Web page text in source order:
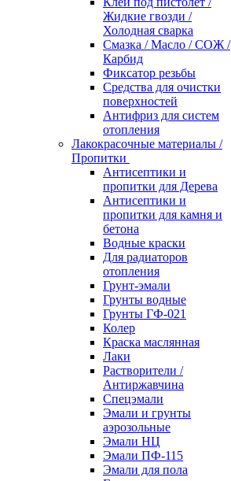
Жидкие гвозди /
Холодная сварка
Смазка / Масло / СОЖ /
Карбид
Фиксатор резьбы
Средства для очистки
поверхностей
Антифриз для систем
отопления
Лакокрасочные материалы /
Пропитки
Антисептики и
пропитки для Дерева
Антисептики и
пропитки для камня и
бетона
Водные краски
Для радиаторов
отопления
Грунт-эмали
Грунты водные
Грунты ГФ-021
Колер
Краска маслянная
Лаки
Растворители /
Антиржавчина
Спецэмали
Эмали и грунты
аэрозольные
Эмали НЦ
Эмали ПФ-115
Эмали для пола